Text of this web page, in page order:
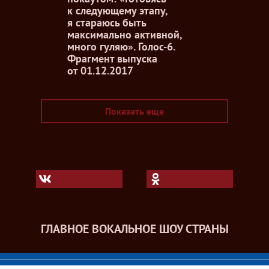
к следующему этапу,
я стараюсь быть
максимально активной,
много гуляю». Голос-6.
Фрагмент выпуска
от 01.12.2017
Показать еще
ГЛАВНОЕ ВОКАЛЬНОЕ ШОУ СТРАНЫ